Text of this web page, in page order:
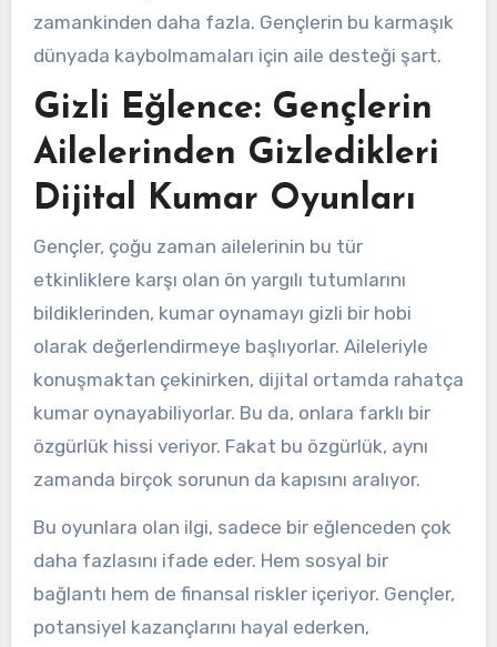
zamankinden daha fazla. Gençlerin bu karmaşık
dünyada kaybolmamaları için aile desteği şart.
Gizli Eğlence: Gençlerin
Ailelerinden Gizledikleri
Dijital Kumar Oyunları
Gençler, çoğu zaman ailelerinin bu tür
etkinliklere karşı olan ön yargılı tutumlarını
bildiklerinden, kumar oynamayı gizli bir hobi
olarak değerlendirmeye başlıyorlar. Aileleriyle
konuşmaktan çekinirken, dijital ortamda rahatça
kumar oynayabiliyorlar. Bu da, onlara farklı bir
özgürlük hissi veriyor. Fakat bu özgürlük, aynı
zamanda birçok sorunun da kapısını aralıyor.
Bu oyunlara olan ilgi, sadece bir eğlenceden çok
daha fazlasını ifade eder. Hem sosyal bir
bağlantı hem de finansal riskler içeriyor. Gençler,
potansiyel kazançlarını hayal ederken,